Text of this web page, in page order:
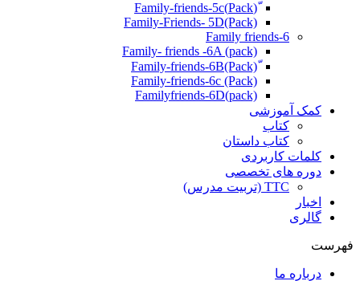
ّ(Pack)Family-friends-5c
Family-Friends- 5D(Pack)
Family friends-6
Family- friends -6A (pack)
Family-friends-6c (Pack)
Familyfriends-6D(pack)
کمک آموزشی
کتاب
کتاب داستان
کلمات کاربردی
دوره های تخصصی
TTC (تربیت مدرس)
اخبار
گالری
فهرست
درباره ما